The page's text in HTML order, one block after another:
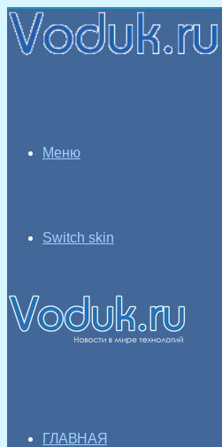
Меню
Switch skin
ГЛАВНАЯ